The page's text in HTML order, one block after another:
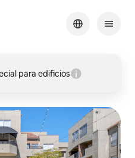
para edificios